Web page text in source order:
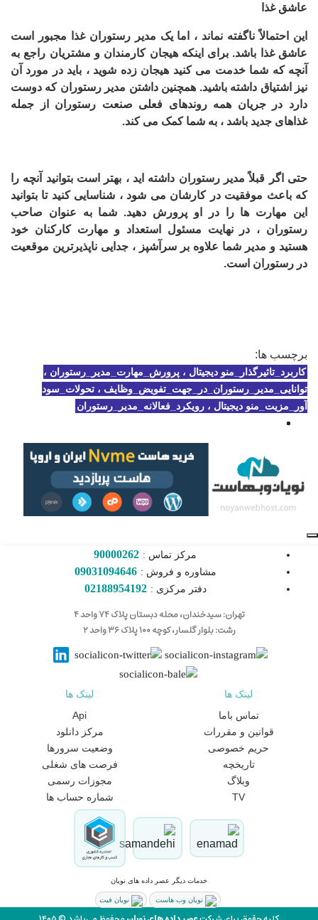
عاشق غذا
این احتمالاً ناگفته نماند ، اما یک مدیر رستوران غذا مجبور است
عاشق غذا باشد. برای اینکه هیجان کارمندان و مشتریان راجع به
آنچه که شما خدمت می کنید هیجان زده شوید ، باید در مورد آن
نیز اشتیاق داشته باشید. همچنین داشتن مدیر رستوران که دوست
دارد در جریان همه روندهای فعلی صنعت رستوران از جمله
غذاهای جدید باشد ، به شما کمک می کند.
حتی اگر قبلاً مدیر رستوران داشته اید ، بهتر است بتوانید آنچه را
که باعث موفقیت در کارشان می شود ، شناسایی کنید تا بتوانید
این مهارت ها را در او پرورش دهید. شما به عنوان صاحب
رستوران ، در نهایت مسئول استعداد و مهارت کارکنان خود
هستید و مدیر شما علاوه بر سرآشپز ، جدایی ناپذیرترین موقعیت
در رستوران است.
برچسب ها:
کاربرد_تاثیرگذار_منو دیجیتال ، پرورش_مهارت_مدیر_رستوران ،
توانایی_مدیر_رستوران_در_جهت_تفویض_وظایف ، تحولات_سود
آور_مزیت_منو دیجیتال ، رویکرد_فعالانه_مدیر_رستوران
مرکز تماس : 90000262
مشاوره و فروش : 09031094646
دفتر مرکزی : 02188954192
تهران: سیدخندان، محله دبستان پلاک ۷۴ واحد ۴
رشت: بلوار گلسار، کوچه ۱۰۰ پلاک ۳۶ واحد ۲
لینک ها
تماس باما
قوانین و مقررات
حریم خصوصی
تاریخچه
وبلاگ
TV
لینک ها
Api
مرکز دانلود
وضعیت سرورها
فرصت های شغلی
مجوزات رسمی
شماره حساب ها
خدمات دیگر عصر داده های نویان
نویان وب هاست نویان فیت